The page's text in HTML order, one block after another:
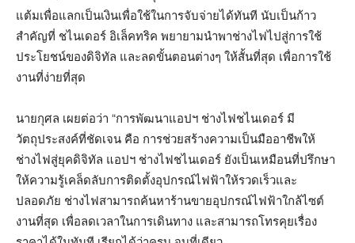
แต้มเพื่อแลกเป็นเงินเพื่อใช้ในการจับจ่ายได้ทันที นับเป็นก้าว
สำคัญที่ ชไนเดอร์ อิเล็คทริค พยายามนำพาช่างไฟไปสู่การใช้
ประโยชน์ของดิจิทัล และลดขั้นตอนต่างๆ ให้สั้นที่สุด เพื่อการใช้
งานที่ง่ายที่สุด
นายกุศล เผยต่อว่า “การพัฒนาแอปฯ ช่างไฟชไนเดอร์ มี
วัตถุประสงค์ที่ชัดเจน คือ การช่วยสร้างความเป็นมืออาชีพให้
ช่างไฟสู่ยุคดิจิทัล แอปฯ ช่างไฟชไนเดอร์ ยังเป็นเหมือนที่ปรึกษา
ให้ความรู้เคล็ดลับการติดตั้งอุปกรณ์ไฟฟ้าให้รวดเร็วและ
ปลอดภัย ช่างไฟสามารถค้นหาร้านขายอุปกรณ์ไฟฟ้าใกล้ไซต์
งานที่สุด เพื่อลดเวลาในการเดินทาง และสามารถโทรคุยเรื่อง